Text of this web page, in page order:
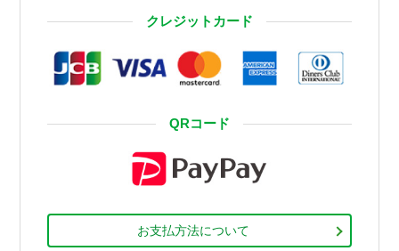
クレジットカード
QRコード
お支払方法について